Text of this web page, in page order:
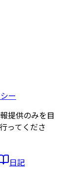
ー
提供のみを目
ってくださ
日記